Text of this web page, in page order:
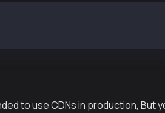
to use CDNs in production, But